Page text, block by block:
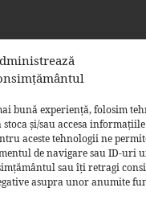
bună experiență, folosim
și/sau accesa
aceste tehnologii ne
de navigare sau ID-uri
sau îți retragi
asupra unor anumite
(UE)
(Regatul Unit)